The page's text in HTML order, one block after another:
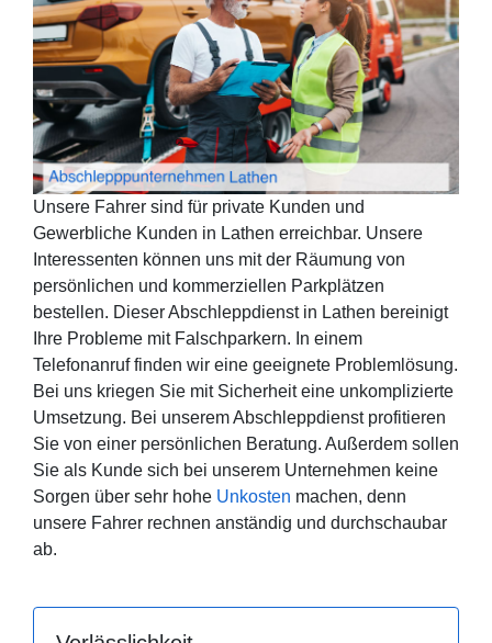
Unsere Fahrer sind für private Kunden und
Gewerbliche Kunden in Lathen erreichbar. Unsere
Interessenten können uns mit der Räumung von
persönlichen und kommerziellen Parkplätzen
bestellen. Dieser Abschleppdienst in Lathen bereinigt
Ihre Probleme mit Falschparkern. In einem
Telefonanruf finden wir eine geeignete Problemlösung.
Bei uns kriegen Sie mit Sicherheit eine unkomplizierte
Umsetzung. Bei unserem Abschleppdienst profitieren
Sie von einer persönlichen Beratung. Außerdem sollen
Sie als Kunde sich bei unserem Unternehmen keine
Sorgen über sehr hohe Unkosten machen, denn
unsere Fahrer rechnen anständig und durchschaubar
ab.